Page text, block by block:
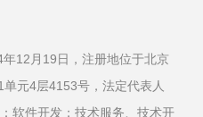
12月19日，注册地位于北京
元4层4153号，法定代表人
软件开发；技术服务、技术开